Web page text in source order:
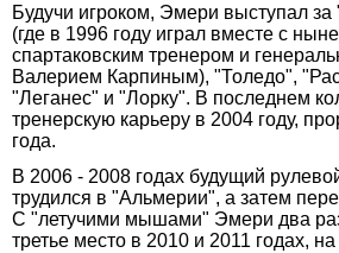
Будучи игроком, Эмери выступал
(где в 1996 году играл вместе с
спартаковским тренером и
Валерием Карпиным), "Толедо",
"Леганес" и "Лорку". В последнем
тренерскую карьеру в 2004 году,
года.
В 2006 - 2008 годах будущий
трудился в "Альмерии", а затем
С "летучими мышами" Эмери два
третье место в 2010 и 2011 годах,